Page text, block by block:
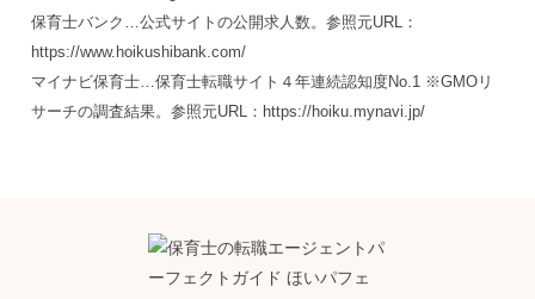
保育士バンク…公式サイトの公開求人数。参照元URL：
https://www.hoikushibank.com/
マイナビ保育士…保育士転職サイト４年連続認知度No.1 ※GMOリ
サーチの調査結果。参照元URL：https://hoiku.mynavi.jp/